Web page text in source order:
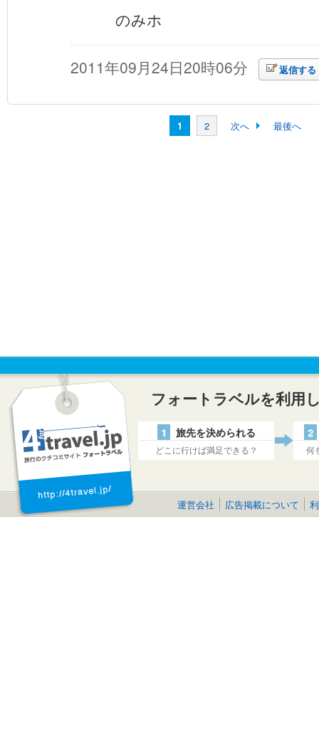
のみホ
2011年09月24日20時06分 返信する
1 2 次へ 最後へ
フォートラベルを利用
1 旅先を決められる
どこに行けば満足できる？
2
何
運営会社 広告掲載について